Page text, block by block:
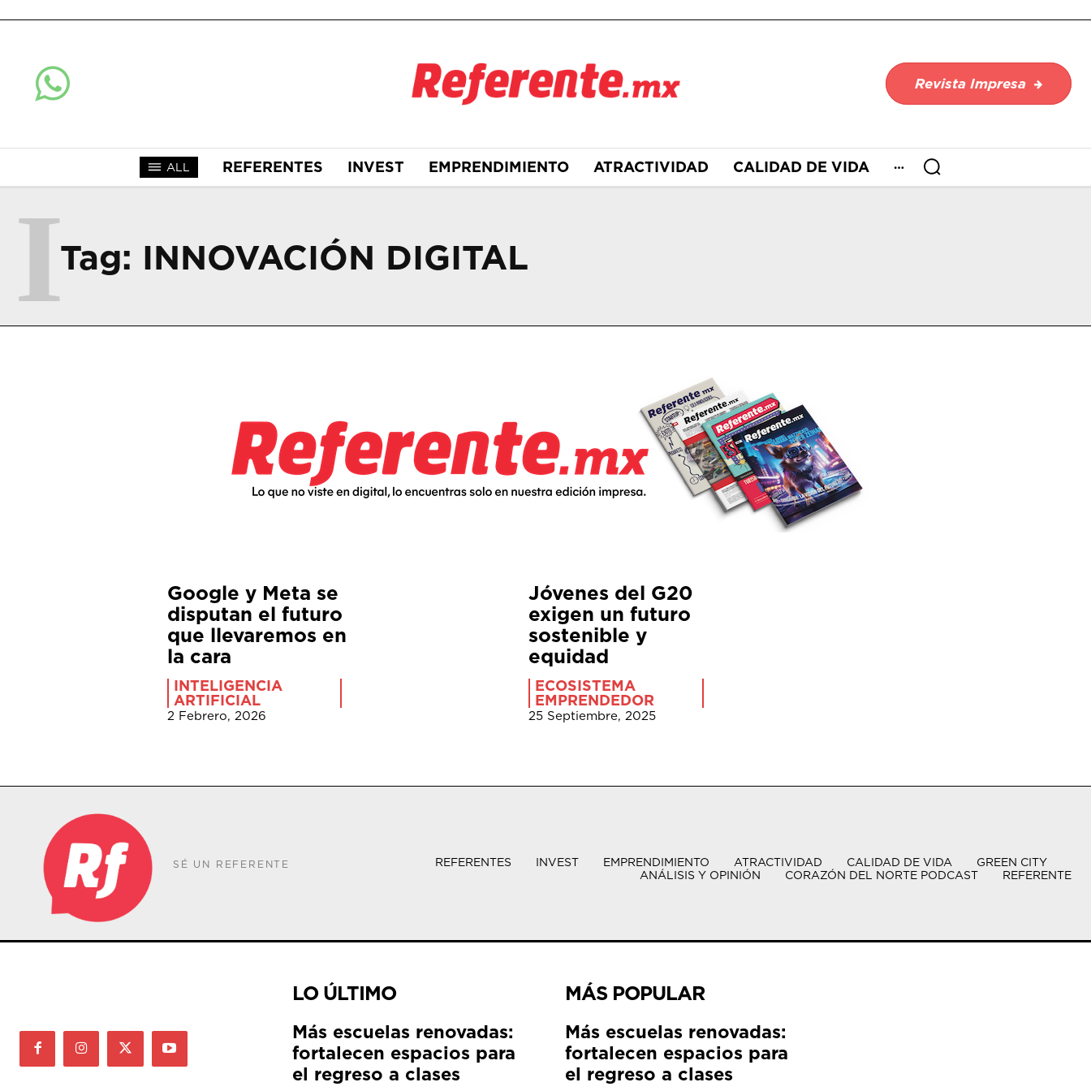
Revista Impresa
ALL REFERENTES INVEST EMPRENDIMIENTO ATRACTIVIDAD CALIDAD DE VIDA
Tag: INNOVACIÓN DIGITAL
I
Google y Meta se
disputan el futuro
que llevaremos en
la cara
INTELIGENCIA
ARTIFICIAL
2 Febrero, 2026
Jóvenes del G20
exigen un futuro
sostenible y
equidad
ECOSISTEMA
EMPRENDEDOR
25 Septiembre, 2025
SÉ UN REFERENTE REFERENTES INVEST EMPRENDIMIENTO ATRACTIVIDAD CALIDAD DE VIDA
GREEN CITY
ANÁLISIS Y OPINIÓN
CORAZÓN DEL NORTE PODCAST REFERENTE
LO ÚLTIMO
Más escuelas renovadas:
fortalecen espacios para
el regreso a clases
MÁS POPULAR
Más escuelas renovadas:
fortalecen espacios para
el regreso a clases